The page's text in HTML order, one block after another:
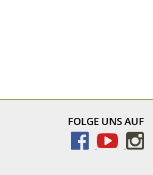
FOLGE UNS AUF